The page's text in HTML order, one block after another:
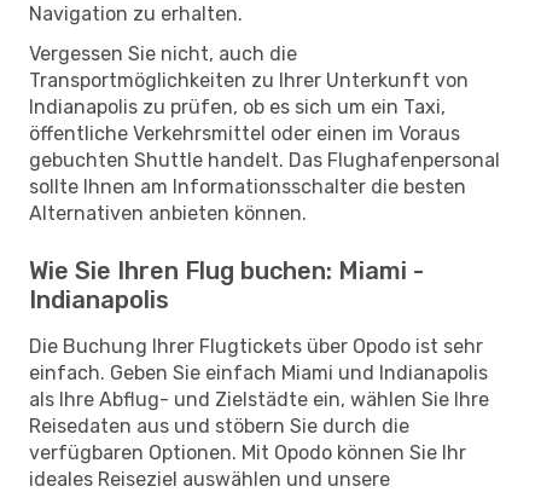
Navigation zu erhalten.
Vergessen Sie nicht, auch die
Transportmöglichkeiten zu Ihrer Unterkunft von
Indianapolis zu prüfen, ob es sich um ein Taxi,
öffentliche Verkehrsmittel oder einen im Voraus
gebuchten Shuttle handelt. Das Flughafenpersonal
sollte Ihnen am Informationsschalter die besten
Alternativen anbieten können.
Wie Sie Ihren Flug buchen: Miami -
Indianapolis
Die Buchung Ihrer Flugtickets über Opodo ist sehr
einfach. Geben Sie einfach Miami und Indianapolis
als Ihre Abflug- und Zielstädte ein, wählen Sie Ihre
Reisedaten aus und stöbern Sie durch die
verfügbaren Optionen. Mit Opodo können Sie Ihr
ideales Reiseziel auswählen und unsere